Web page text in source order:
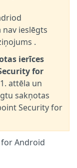
ieslēgts
.
ierīces
for
attēla un
sakņotas
Security for
for Android